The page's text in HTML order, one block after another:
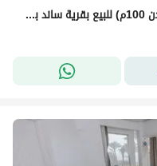
فيلا مستقلة 250م (3 شقق + روف + جاردن 100م) للبيع بقرية ساند بيتش B - العين السخنة | خطوات من البحر بسعر 3.55 مليون